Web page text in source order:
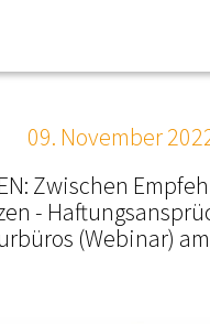
DAS INGENIEURBÜRO
09. November
Zwischen
-
(Webinar)